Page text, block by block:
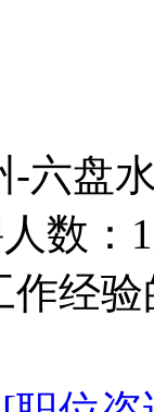
六盘
数： 1
作经